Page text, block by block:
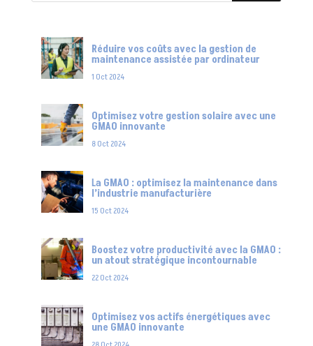
Réduire vos coûts avec la gestion de
maintenance assistée par ordinateur
1 Oct 2024
Optimisez votre gestion solaire avec une
GMAO innovante
8 Oct 2024
La GMAO : optimisez la maintenance dans
l’industrie manufacturière
15 Oct 2024
Boostez votre productivité avec la GMAO :
un atout stratégique incontournable
22 Oct 2024
Optimisez vos actifs énergétiques avec
une GMAO innovante